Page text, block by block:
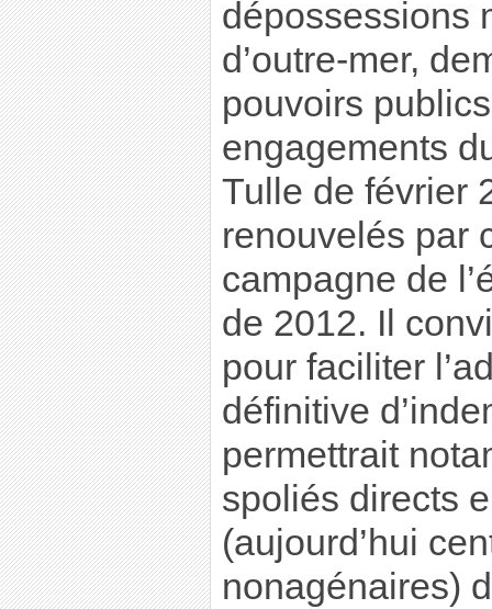
dépossessions
d’outre-mer,
pouvoirs
engagements
Tulle de février
renouvelés par
campagne de
de 2012. Il
pour faciliter
définitive
permettrait
spoliés directs
(aujourd’hui
nonagénaires)